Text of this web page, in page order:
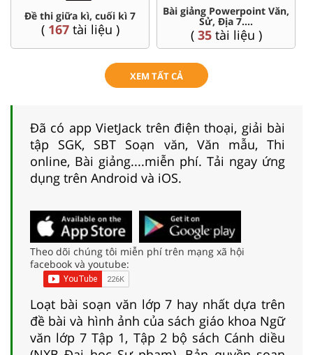
Đề thi giữa kì, cuối kì 7
( 167tài liệu )
Bài giảng Powerpoint Văn,
Sử, Địa 7....
( 35tài liệu )
XEM TẤT CẢ
Đã có app VietJack trên điện thoại, giải bài
tập SGK, SBT Soạn văn, Văn mẫu, Thi
online, Bài giảng....miễn phí. Tải ngay ứng
dụng trên Android và iOS.
Theo dõi chúng tôi miễn phí trên mạng xã hội
facebook và youtube:
Loạt bài soạn văn lớp 7 hay nhất dựa trên
đề bài và hình ảnh của sách giáo khoa Ngữ
văn lớp 7 Tập 1, Tập 2 bộ sách Cánh diều